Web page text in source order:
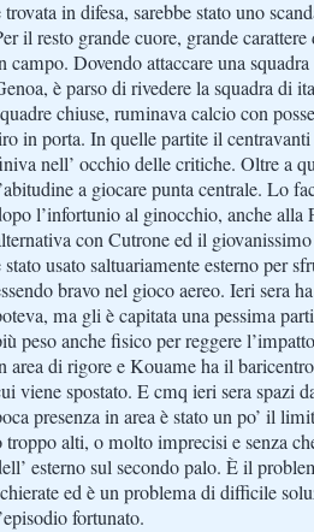
trovata in difesa, sarebbe stato uno
il resto grande cuore, grande
campo. Dovendo attaccare una
è parso di rivedere la squadra di
chiuse, ruminava calcio con
in porta. In quelle partite il
nell’ occhio delle critiche. Oltre a
a giocare punta centrale. Lo
l’infortunio al ginocchio, anche alla
con Cutrone ed il
stato usato saltuariamente esterno per
bravo nel gioco aereo. Ieri sera
ma gli è capitata una pessima
peso anche fisico per reggere
area di rigore e Kouame ha il
viene spostato. E cmq ieri sera spazi
presenza in area è stato un po’ il
troppo alti, o molto imprecisi e senza
esterno sul secondo palo. È il
ed è un problema di difficile
fortunato.